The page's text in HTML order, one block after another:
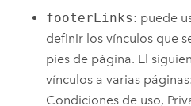
footerLinks: puede
definir los vínculos que
pies de página. El
vínculos a varias
Condiciones de uso,